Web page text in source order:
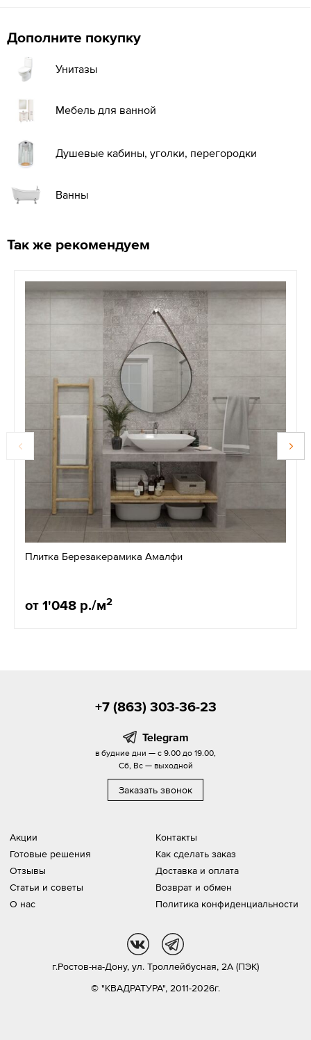
Дополните покупку
Унитазы
Мебель для ванной
Душевые кабины, уголки, перегородки
Ванны
Так же рекомендуем
Плитка Березакерамика Амалфи
от 1'048 р./м2
Акции
Готовые решения
Отзывы
Статьи и советы
О нас
Контакты
Как сделать заказ
Доставка и оплата
Возврат и обмен
Политика конфиденциальности
+7 (863) 303-36-23
Telegram
в будние дни — с 9.00 до 19.00,
Сб, Вс — выходной
Заказать звонок
© "КВАДРАТУРА", 2011-2026г.
г.Ростов-на-Дону, ул. Троллейбусная, 2А (ПЭК)
vk tg